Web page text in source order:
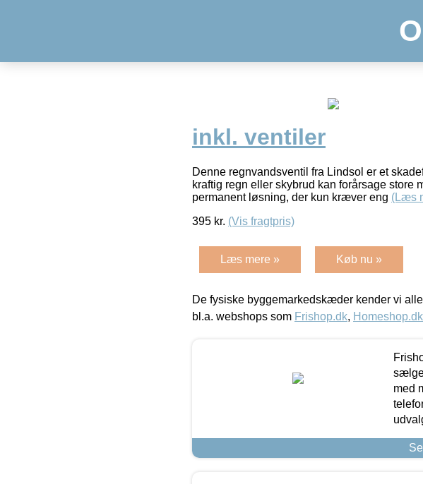
inkl. ventiler
Denne regnvandsventil fra Lindsol er et
kraftig regn eller skybrud kan forårsage
permanent løsning, der kun kræver eng (Læs
395 kr. (Vis fragtpris)
Læs mere » Køb nu »
De fysiske byggemarkedskæder kender vi
bl.a. webshops som Frishop.dk, Homeshop.dk
med